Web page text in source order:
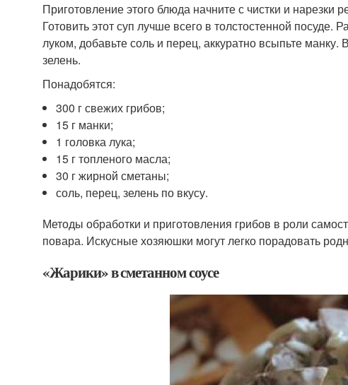
Приготовление этого блюда начните с чистки и
Готовить этот суп лучше всего в толстостенной посуде.
луком, добавьте соль и перец, аккуратно всыпьте
зелень.
Понадобятся:
300 г свежих грибов;
15 г манки;
1 головка лука;
15 г топленого масла;
30 г жирной сметаны;
соль, перец, зелень по вкусу.
Методы обработки и приготовления грибов в роли
повара. Искусные хозяюшки могут легко порадовать
«Жарики» в сметанном соусе